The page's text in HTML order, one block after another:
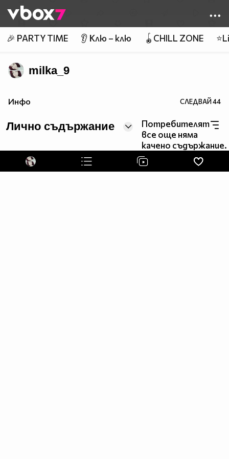
👾
🎉 PARTY TIME 👂 Клю – клю 🪀CHILL ZONE
milka_9
Инфо СЛЕДВАЙ44
Лично съдържание
Потребителят
все още няма
качено съдържание.